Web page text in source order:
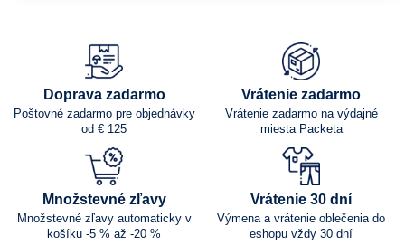
Doprava zadarmo
Poštovné zadarmo pre objednávky
od € 125
Vrátenie zadarmo
Vrátenie zadarmo na výdajné
miesta Packeta
Množstevné zľavy
Množstevné zľavy automaticky v
košíku -5 % až -20 %
Vrátenie 30 dní
Výmena a vrátenie oblečenia do
eshopu vždy 30 dní